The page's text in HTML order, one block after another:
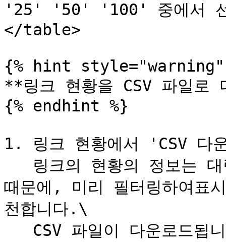
'25' '50' '100' 중에서
</table>
{% hint style="warning"
**링크 현황을 CSV 파일로
{% endhint %}
1. 링크 현황에서 'CSV 다
때문에, 미리 필터링하여표
천합니다.\